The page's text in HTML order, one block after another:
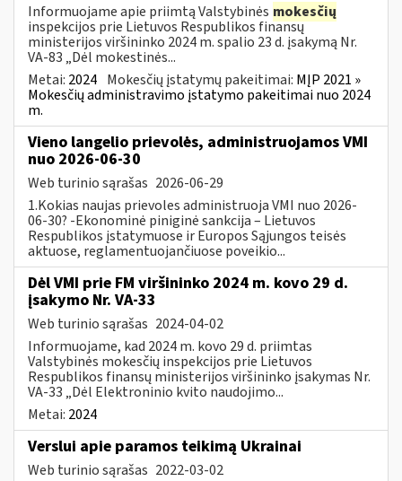
Informuojame apie priimtą Valstybinės mokesčių
inspekcijos prie Lietuvos Respublikos finansų
ministerijos viršininko 2024 m. spalio 23 d. įsakymą Nr.
VA-83 „Dėl mokestinės...
Metai: 2024 Mokesčių įstatymų pakeitimai: MĮP 2021 »
Mokesčių administravimo įstatymo pakeitimai nuo 2024
m.
Vieno langelio prievolės, administruojamos VMI
nuo 2026-06-30
Web turinio sąrašas 2026-06-29
1.Kokias naujas prievoles administruoja VMI nuo 2026-
06-30? -Ekonominė piniginė sankcija – Lietuvos
Respublikos įstatymuose ir Europos Sąjungos teisės
aktuose, reglamentuojančiuose poveikio...
Dėl VMI prie FM viršininko 2024 m. kovo 29 d.
įsakymo Nr. VA-33
Web turinio sąrašas 2024-04-02
Informuojame, kad 2024 m. kovo 29 d. priimtas
Valstybinės mokesčių inspekcijos prie Lietuvos
Respublikos finansų ministerijos viršininko įsakymas Nr.
VA-33 „Dėl Elektroninio kvito naudojimo...
Metai: 2024
Verslui apie paramos teikimą Ukrainai
Web turinio sąrašas 2022-03-02